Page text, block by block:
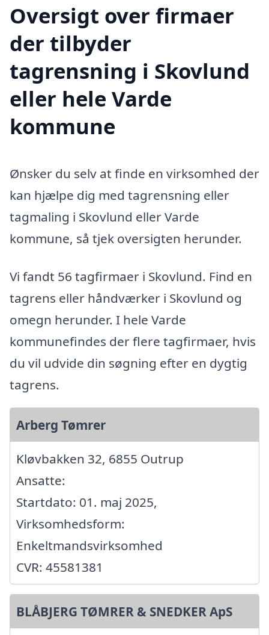
Oversigt over firmaer
der tilbyder
tagrensning i Skovlund
eller hele Varde
kommune
Ønsker du selv at finde en virksomhed der
kan hjælpe dig med tagrensning eller
tagmaling i Skovlund eller Varde
kommune, så tjek oversigten herunder.
Vi fandt 56 tagfirmaer i Skovlund. Find en
tagrens eller håndværker i Skovlund og
omegn herunder. I hele Varde
kommunefindes der flere tagfirmaer, hvis
du vil udvide din søgning efter en dygtig
tagrens.
Arberg Tømrer
Kløvbakken 32, 6855 Outrup
Ansatte:
Startdato: 01. maj 2025,
Virksomhedsform:
Enkeltmandsvirksomhed
CVR: 45581381
BLÅBJERG TØMRER & SNEDKER ApS